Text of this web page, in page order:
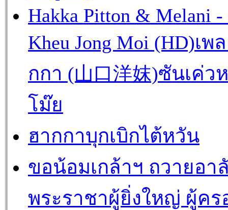
Hakka Pitton & Melani -
Kheu Jong Moi (HD)เพ
กกา (山口洋妺)ซันเค่ว
โม๊ย
ฮากกาบุกเบิกไต้หวัน
ขอน้อมเกล้าฯ ถวายอา
พระราชาผู้ยิ่งใหญ่ ผู้คร